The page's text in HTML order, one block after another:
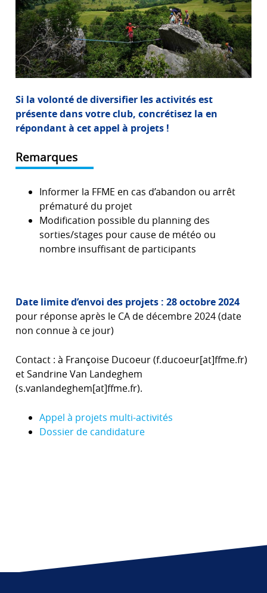
Si la volonté de diversifier les activités est
présente dans votre club, concrétisez la en
répondant à cet appel à projets !
Remarques
Informer la FFME en cas d’abandon ou arrêt
prématuré du projet
Modification possible du planning des
sorties/stages pour cause de météo ou
nombre insuffisant de participants
Date limite d’envoi des projets : 28 octobre 2024
pour réponse après le CA de décembre 2024 (date
non connue à ce jour)
Contact : à Françoise Ducoeur (f.ducoeur[at]ffme.fr)
et Sandrine Van Landeghem
(s.vanlandeghem[at]ffme.fr).
Appel à projets multi-activités
Dossier de candidature